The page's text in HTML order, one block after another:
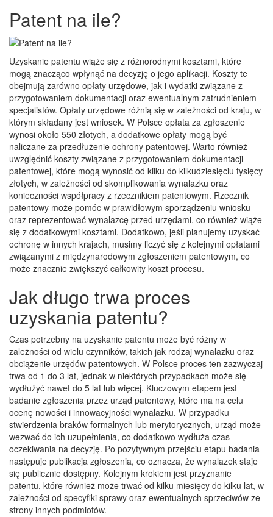
Patent na ile?
Uzyskanie patentu wiąże się z różnorodnymi kosztami, które
mogą znacząco wpłynąć na decyzję o jego aplikacji. Koszty te
obejmują zarówno opłaty urzędowe, jak i wydatki związane z
przygotowaniem dokumentacji oraz ewentualnym zatrudnieniem
specjalistów. Opłaty urzędowe różnią się w zależności od kraju, w
którym składany jest wniosek. W Polsce opłata za zgłoszenie
wynosi około 550 złotych, a dodatkowe opłaty mogą być
naliczane za przedłużenie ochrony patentowej. Warto również
uwzględnić koszty związane z przygotowaniem dokumentacji
patentowej, które mogą wynosić od kilku do kilkudziesięciu tysięcy
złotych, w zależności od skomplikowania wynalazku oraz
konieczności współpracy z rzecznikiem patentowym. Rzecznik
patentowy może pomóc w prawidłowym sporządzeniu wniosku
oraz reprezentować wynalazcę przed urzędami, co również wiąże
się z dodatkowymi kosztami. Dodatkowo, jeśli planujemy uzyskać
ochronę w innych krajach, musimy liczyć się z kolejnymi opłatami
związanymi z międzynarodowym zgłoszeniem patentowym, co
może znacznie zwiększyć całkowity koszt procesu.
Jak długo trwa proces
uzyskania patentu?
Czas potrzebny na uzyskanie patentu może być różny w
zależności od wielu czynników, takich jak rodzaj wynalazku oraz
obciążenie urzędów patentowych. W Polsce proces ten zazwyczaj
trwa od 1 do 3 lat, jednak w niektórych przypadkach może się
wydłużyć nawet do 5 lat lub więcej. Kluczowym etapem jest
badanie zgłoszenia przez urząd patentowy, które ma na celu
ocenę nowości i innowacyjności wynalazku. W przypadku
stwierdzenia braków formalnych lub merytorycznych, urząd może
wezwać do ich uzupełnienia, co dodatkowo wydłuża czas
oczekiwania na decyzję. Po pozytywnym przejściu etapu badania
następuje publikacja zgłoszenia, co oznacza, że wynalazek staje
się publicznie dostępny. Kolejnym krokiem jest przyznanie
patentu, które również może trwać od kilku miesięcy do kilku lat, w
zależności od specyfiki sprawy oraz ewentualnych sprzeciwów ze
strony innych podmiotów.